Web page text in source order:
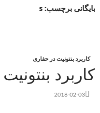
بایگانی برچسب: s
کاربرد بنتونیت در حفاری
کاربرد
2018-02-03